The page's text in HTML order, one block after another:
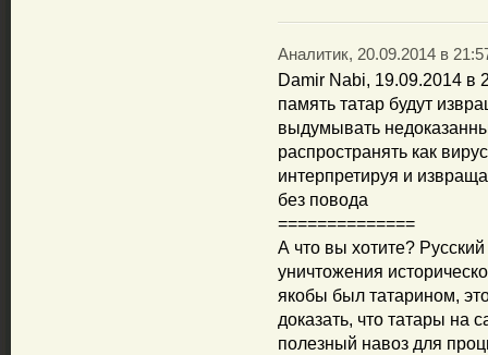
Аналитик, 20.09.2014 в
Damir Nabi, 19.09.2014 в
память татар будут
выдумывать
распространять как
интерпретируя и
без повода
==============
А что вы хотите?
уничтожения
якобы был татарином,
доказать, что татары на
полезный навоз для